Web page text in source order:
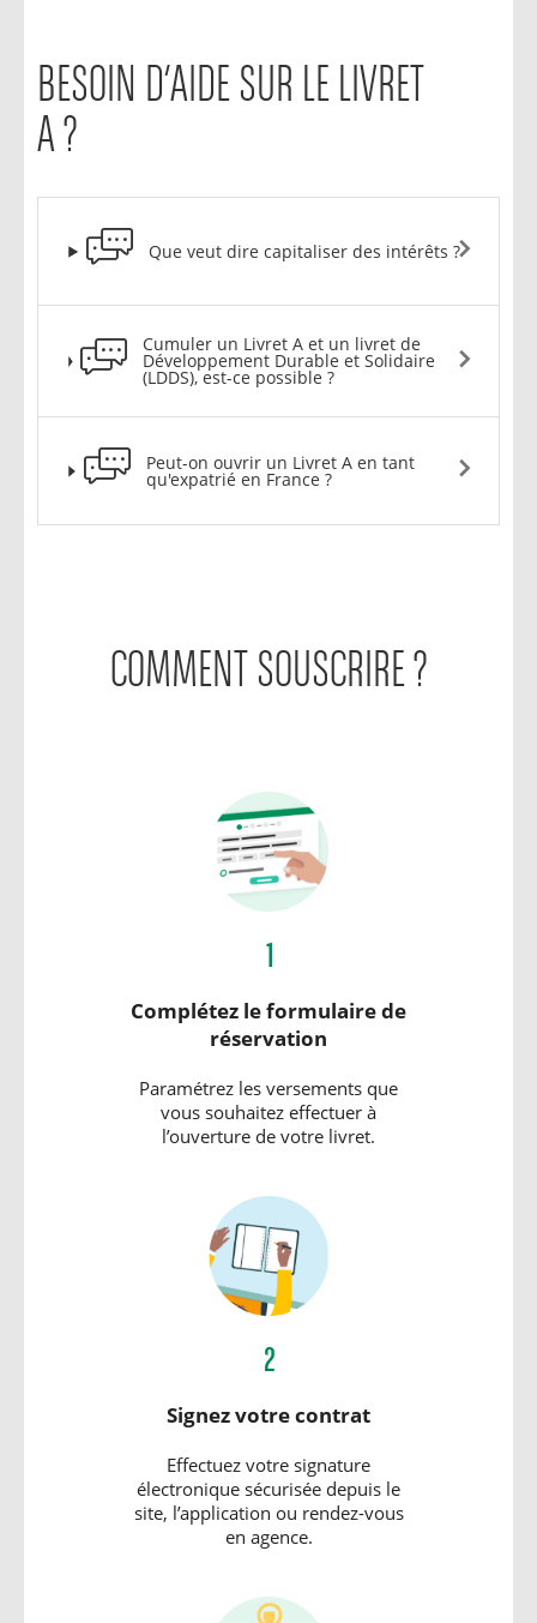
BESOIN D’AIDE SUR LE LIVRET
A ?
Que veut dire capitaliser des intérêts ?
Cumuler un Livret A et un livret de
Développement Durable et Solidaire
(LDDS), est-ce possible ?
Peut-on ouvrir un Livret A en tant
qu'expatrié en France ?
COMMENT SOUSCRIRE ?
1
Complétez le formulaire de
réservation
Paramétrez les versements que
vous souhaitez effectuer à
l’ouverture de votre livret.
2
Signez votre contrat
Effectuez votre signature
électronique sécurisée depuis le
site, l’application ou rendez-vous
en agence.